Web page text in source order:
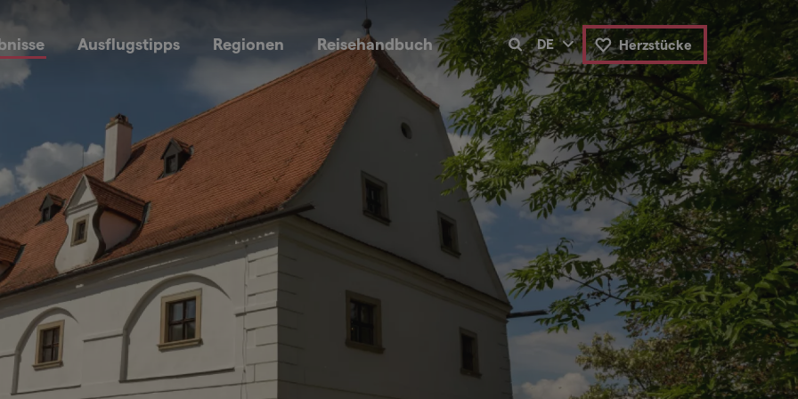
Ausflugstipps Regionen Reisehandbuch DE Herzstücke